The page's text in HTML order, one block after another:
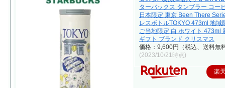
ターバックス タンブラー コー
日本限定 東京 Been There
レスボトルTOKYO 473ml 地域
ご当地限定 白 ホワイト 473ml
ギフト ブランド クリスマス
価格：9,600円（税込、送料無
(2023/10/21時点)
楽